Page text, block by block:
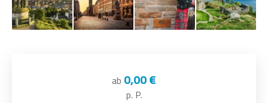
ab 0,00 €
p. P.